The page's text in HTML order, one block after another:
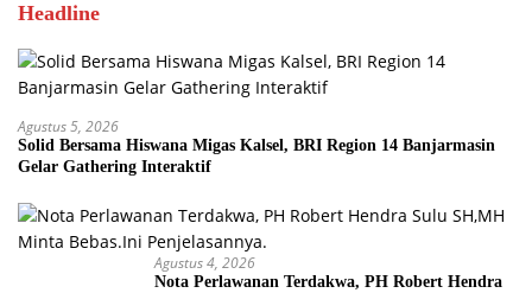
Headline
Agustus 5, 2026
Solid Bersama Hiswana Migas Kalsel, BRI Region 14 Banjarmasin
Gelar Gathering Interaktif
Agustus 4, 2026
Nota Perlawanan Terdakwa, PH Robert Hendra